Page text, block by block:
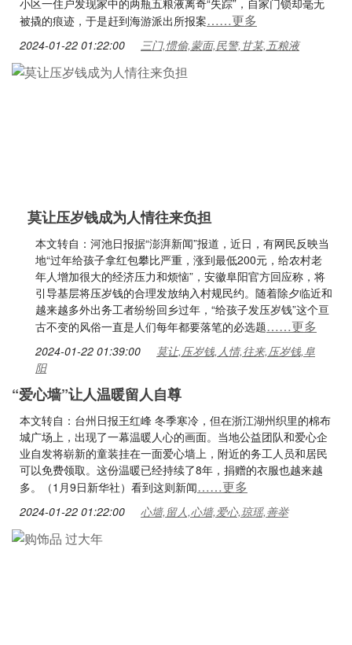
小区一住户发现家中的两瓶五粮液离奇“失踪”，自家门锁却毫无
被撬的痕迹，于是赶到海游派出所报案……更多
2024-01-22 01:22:00 三门,惯偷,蒙面,民警,甘某,五粮液
莫让压岁钱成为人情往来负担
本文转自：河池日报据“澎湃新闻”报道，近日，有网民反映当
地“过年给孩子拿红包攀比严重，涨到最低200元，给农村老
年人增加很大的经济压力和烦恼”，安徽阜阳官方回应称，将
引导基层将压岁钱的合理发放纳入村规民约。随着除夕临近和
越来越多外出务工者纷纷回乡过年，“给孩子发压岁钱”这个亘
古不变的风俗一直是人们每年都要落笔的必选题……更多
2024-01-22 01:39:00
莫让,压岁钱,人情,往来,压岁钱,阜
阳
“爱心墙”让人温暖留人自尊
本文转自：台州日报王红峰 冬季寒冷，但在浙江湖州织里的棉布
城广场上，出现了一幕温暖人心的画面。当地公益团队和爱心企
业自发将崭新的童装挂在一面爱心墙上，附近的务工人员和居民
可以免费领取。这份温暖已经持续了8年，捐赠的衣服也越来越
多。（1月9日新华社）看到这则新闻……更多
2024-01-22 01:22:00 心墙,留人,心墙,爱心,琼瑶,善举